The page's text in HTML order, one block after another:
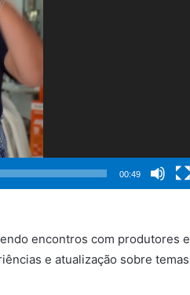
00:49
encontros com produtores e
e atualização sobre temas